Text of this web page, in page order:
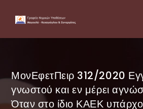
ΜονΕφετΠειρ 312/2020
γνωστού και εν μέρει
Όταν στο ίδιο ΚΑΕΚ